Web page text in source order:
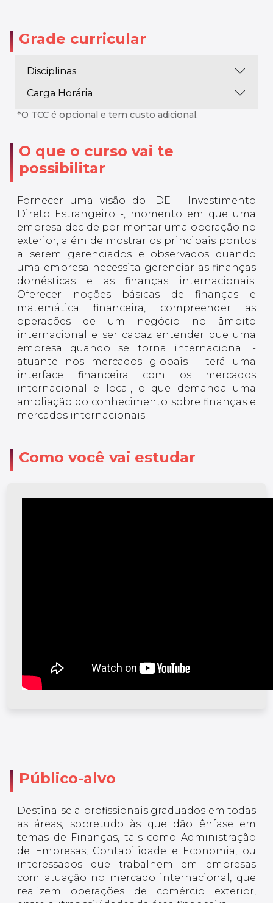
Grade curricular
Disciplinas
Carga Horária
*O TCC é opcional e tem custo adicional.
O que o curso vai te
possibilitar
Fornecer uma visão do IDE - Investimento
Direto Estrangeiro -, momento em que uma
empresa decide por montar uma operação no
exterior, além de mostrar os principais pontos
a serem gerenciados e observados quando
uma empresa necessita gerenciar as finanças
domésticas e as finanças internacionais.
Oferecer noções básicas de finanças e
matemática financeira, compreender as
operações de um negócio no âmbito
internacional e ser capaz entender que uma
empresa quando se torna internacional -
atuante nos mercados globais - terá uma
interface financeira com os mercados
internacional e local, o que demanda uma
ampliação do conhecimento sobre finanças e
mercados internacionais.
Como você vai estudar
Público-alvo
Destina-se a profissionais graduados em todas
as áreas, sobretudo às que dão ênfase em
temas de Finanças, tais como Administração
de Empresas, Contabilidade e Economia, ou
interessados que trabalhem em empresas
com atuação no mercado internacional, que
realizem operações de comércio exterior,